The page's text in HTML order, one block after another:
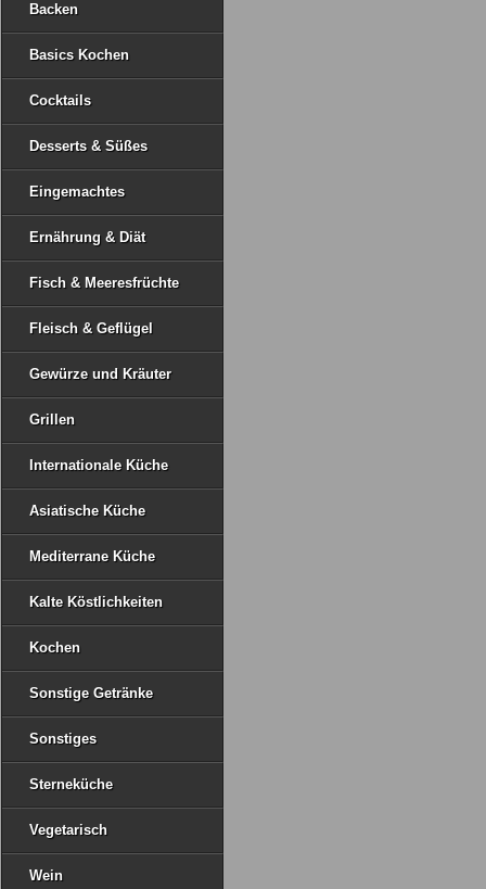
Backen
Basics Kochen
Cocktails
Desserts & Süßes
Eingemachtes
Ernährung & Diät
Fisch & Meeresfrüchte
Fleisch & Geflügel
Gewürze und Kräuter
Grillen
Internationale Küche
Asiatische Küche
Mediterrane Küche
Kalte Köstlichkeiten
Kochen
Sonstige Getränke
Sonstiges
Sterneküche
Vegetarisch
Wein